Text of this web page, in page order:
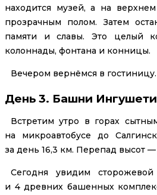
находится музей, а на
прозрачным полом. Затем
памяти и славы. Это целый
колоннады, фонтана и конницы.
Вечером вернёмся в гостиницу.
День 3. Башни
Встретим утро в горах
на микроавтобусе до
за день 16,3 км. Перепад высот —
Сегодня увидим
и 4 древних башенных